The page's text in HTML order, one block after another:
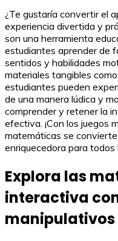
¿Te gustaría convertir el
experiencia divertida y
son una herramienta
estudiantes aprender de
sentidos y habilidades
materiales tangibles
estudiantes pueden
de una manera lúdica y
comprender y retener la
efectiva. ¡Con los juegos
matemáticas se
enriquecedora para
Explora las
interactiva
manipulativos